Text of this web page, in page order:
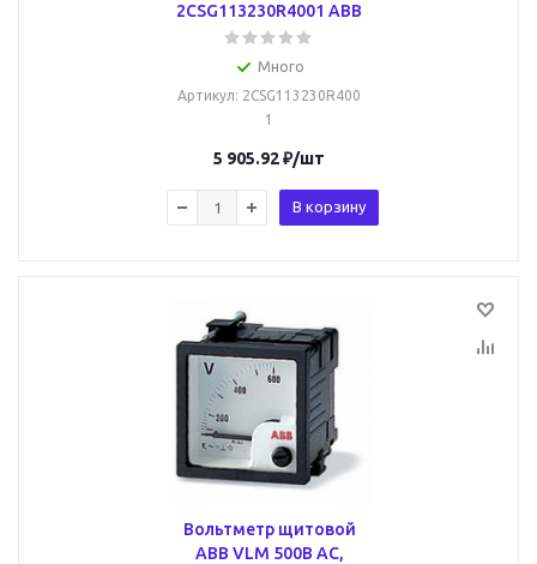
2CSG113230R4001 ABB
Много
Артикул: 2CSG113230R400
1
5 905.92₽/шт
В корзину
Вольтметр щитовой
ABB VLM 500В AC,